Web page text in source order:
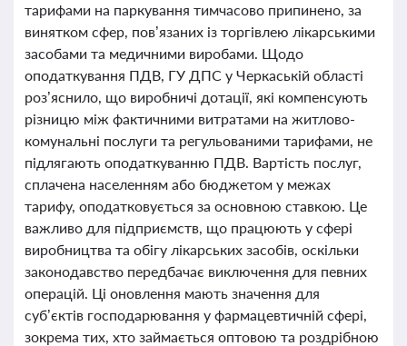
тарифами на паркування тимчасово припинено, за
винятком сфер, пов’язаних із торгівлею лікарськими
засобами та медичними виробами. Щодо
оподаткування ПДВ, ГУ ДПС у Черкаській області
роз’яснило, що виробничі дотації, які компенсують
різницю між фактичними витратами на житлово-
комунальні послуги та регульованими тарифами, не
підлягають оподаткуванню ПДВ. Вартість послуг,
сплачена населенням або бюджетом у межах
тарифу, оподатковується за основною ставкою. Це
важливо для підприємств, що працюють у сфері
виробництва та обігу лікарських засобів, оскільки
законодавство передбачає виключення для певних
операцій. Ці оновлення мають значення для
суб’єктів господарювання у фармацевтичній сфері,
зокрема тих, хто займається оптовою та роздрібною